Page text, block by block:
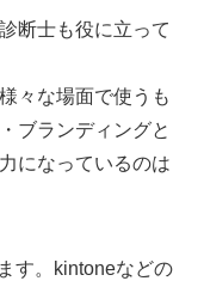
断士も役に立って
々な場面で使うも
ブランディングと
になっているのは
す。kintoneなどの